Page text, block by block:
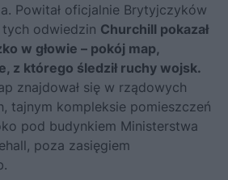
Powitał oficjalnie Brytyjczyków
tych odwiedzin Churchill pokazał
w głowie – pokój map,
z którego śledził ruchy wojsk.
znajdował się w rządowych
tajnym kompleksie pomieszczeń
pod budynkiem Ministerstwa
poza zasięgiem